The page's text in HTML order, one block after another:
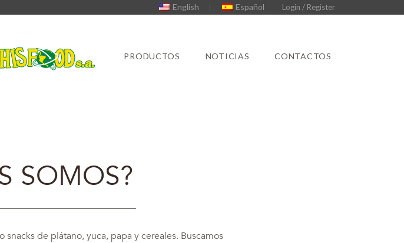
English Español Login / Register
PRODUCTOS NOTICIAS CONTACTOS
SOMOS?
de plátano, yuca, papa y cereales. Buscamos